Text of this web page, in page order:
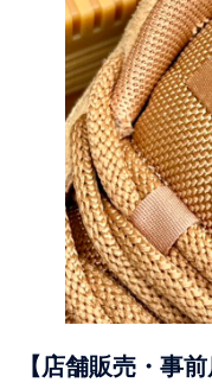
【店舗販売・事